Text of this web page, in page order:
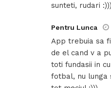
sunteti, rudari
Pentru Lunca
App trebuia sa
de el cand v a
toti fundasii in
fotbal, nu lunga